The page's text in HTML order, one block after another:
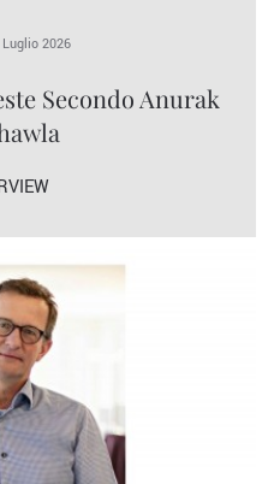
2026
Secondo Anurak